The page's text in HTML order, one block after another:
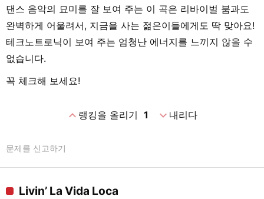
댄스 음악의 묘미를 잘 보여 주는 이 곡은 리바이벌 붐과도
완벽하게 어울려서, 지금을 사는 젊은이들에게도 딱 맞아요!
테크노트로닉이 보여 주는 엄청난 에너지를 느끼지 않을 수
없습니다.
꼭 체크해 보세요!
expand_less랭킹을 올리기 1 expand_more내리다
문제를 신고하기
Livin’ La Vida Loca